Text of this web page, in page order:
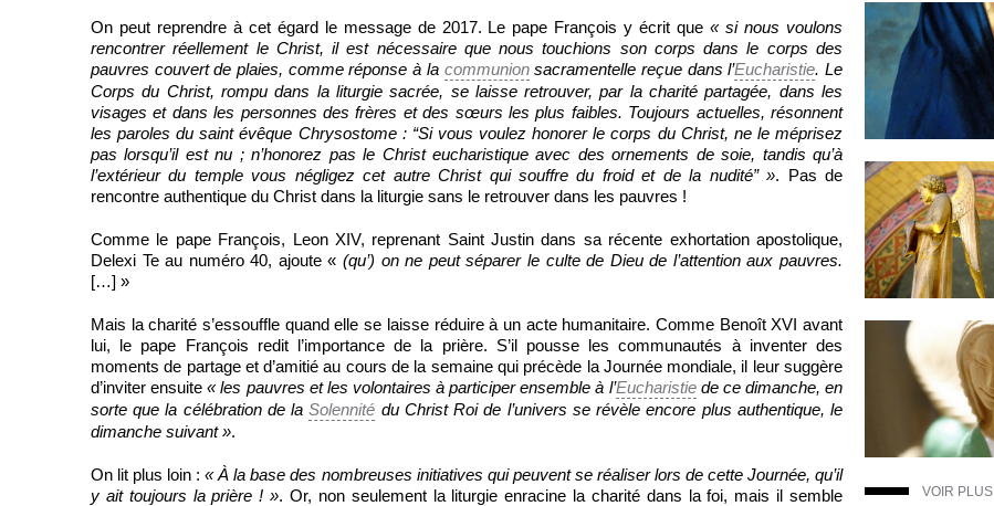
On peut reprendre à cet égard le message de 2017. Le pape François y écrit que « si nous voulons
rencontrer réellement le Christ, il est nécessaire que nous touchions son corps dans le corps des
pauvres couvert de plaies, comme réponse à la communionsacramentelle reçue dans l’Eucharistie. Le
Corps du Christ, rompu dans la liturgie sacrée, se laisse retrouver, par la charité partagée, dans les
visages et dans les personnes des frères et des sœurs les plus faibles. Toujours actuelles, résonnent
les paroles du saint évêque Chrysostome : “Si vous voulez honorer le corps du Christ, ne le méprisez
pas lorsqu’il est nu ; n’honorez pas le Christ eucharistique avec des ornements de soie, tandis qu’à
l’extérieur du temple vous négligez cet autre Christ qui souffre du froid et de la nudité” ». Pas de
rencontre authentique du Christ dans la liturgie sans le retrouver dans les pauvres !
Comme le pape François, Leon XIV, reprenant Saint Justin dans sa récente exhortation apostolique,
Delexi Te au numéro 40, ajoute «(qu’) on ne peut séparer le culte de Dieu de l’attention aux pauvres.
[…] »
Mais la charité s’essouffle quand elle se laisse réduire à un acte humanitaire. Comme Benoît XVI avant
lui, le pape François redit l’importance de la prière. S’il pousse les communautés à inventer des
moments de partage et d’amitié au cours de la semaine qui précède la Journée mondiale, il leur suggère
d’inviter ensuite« les pauvres et les volontaires à participer ensemble à l’Eucharistiede ce dimanche, en
sorte que la célébration de laSolennité du Christ Roi de l’univers se révèle encore plus authentique, le
dimanche suivant ».
On lit plus loin :« À la base des nombreuses initiatives qui peuvent se réaliser lors de cette Journée, qu’il
y ait toujours la prière ! ». Or, non seulement la liturgie enracine la charité dans la foi, mais il semble
VOIR PLUS